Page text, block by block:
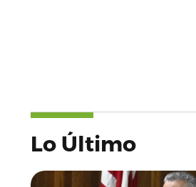
Lo Último